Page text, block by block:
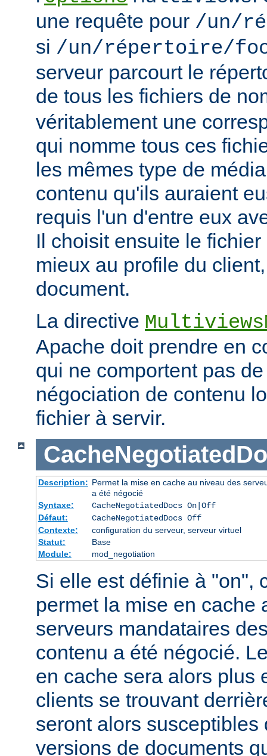
une requête pour /un/
si /un/répertoire/
serveur parcourt le
de tous les fichiers de
véritablement une
qui nomme tous ces
les mêmes type de
contenu qu'ils auraient
requis l'un d'entre eux
Il choisit ensuite le
mieux au profile du
document.
La directive
Apache doit prendre en
qui ne comportent pas
négociation de contenu
fichier à servir.
Description: Permet la mise en cache au niveau des
a été négocié
Syntaxe:
CacheNegotiatedDocs On|Off
Défaut:
CacheNegotiatedDocs Off
Contexte:
configuration du serveur, serveur virtuel
Statut:
Base
Module:
mod_negotiation
Si elle est définie à "on",
permet la mise en cache
serveurs mandataires
contenu a été négocié.
en cache sera alors plus
clients se trouvant
seront alors
versions de documents